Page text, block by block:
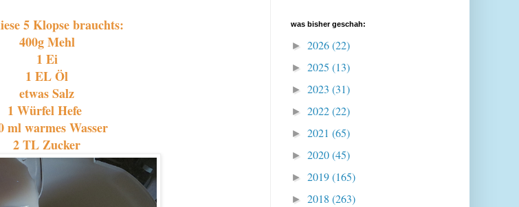
5 Klopse brauchts:
400g Mehl
1 Ei
1 EL Öl
etwas Salz
1 Würfel Hefe
ml warmes Wasser
2 TL Zucker
was bisher geschah:
► 2026(22)
► 2025 (13)
► 2023 (31)
► 2022(22)
► 2021 (65)
► 2020(45)
► 2019(165)
► 2018 (263)